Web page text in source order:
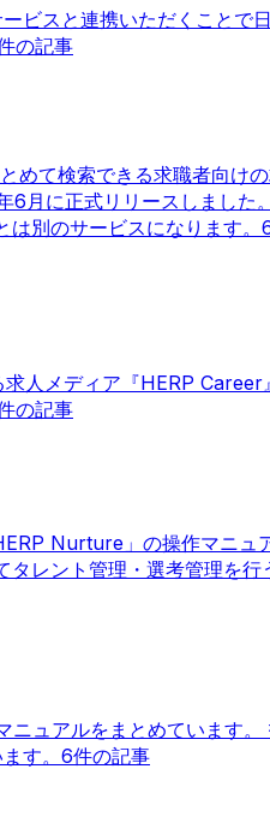
ビスと連携いただくことで
の記事
めて検索できる求職者向け
月に正式リリースしました。
別のサービスになります。
人メディア『HERP Career』
の記事
Nurture」の操作マニュ
レント管理・選考管理を行
ュアルをまとめています。
す。 6件の記事